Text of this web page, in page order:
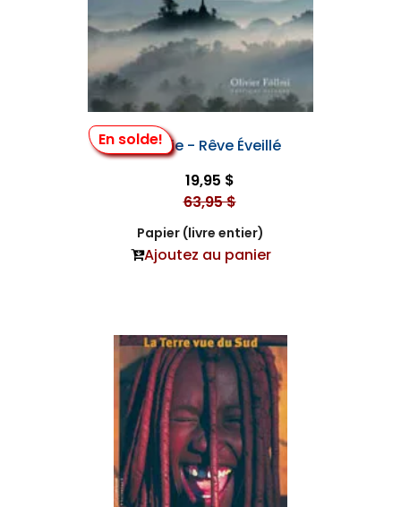
En solde!
Birmanie - Rêve Éveillé
19,95 $
63,95 $
Papier (livre entier)
Ajoutez au panier